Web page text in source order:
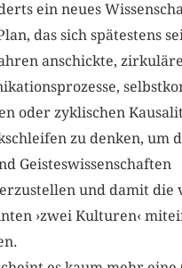
ein neues
das sich spätestens
anschickte, zirkuläre
oder zyklischen
zu denken, um
Geisteswissenschaften
und damit die
›zwei Kulturen‹